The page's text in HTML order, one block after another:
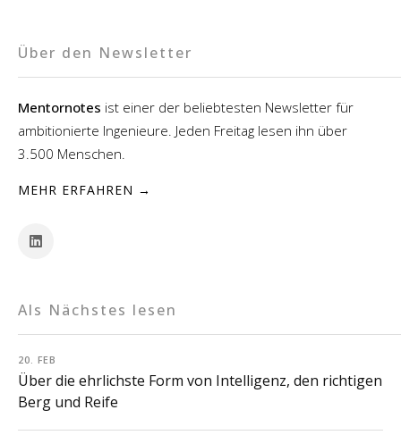
Über den Newsletter
Mentornotes ist einer der beliebtesten Newsletter für
ambitionierte Ingenieure. Jeden Freitag lesen ihn über
3.500 Menschen.
MEHR ERFAHREN →
Als Nächstes lesen
20. FEB
Über die ehrlichste Form von Intelligenz, den richtigen
Berg und Reife